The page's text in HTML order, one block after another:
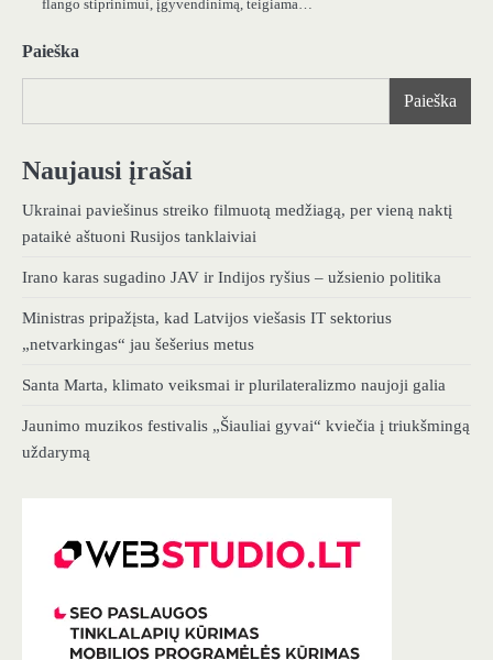
flango stiprinimui, įgyvendinimą, teigiama…
Paieška
Paieška
Naujausi įrašai
Ukrainai paviešinus streiko filmuotą medžiagą, per vieną naktį
pataikė aštuoni Rusijos tanklaiviai
Irano karas sugadino JAV ir Indijos ryšius – užsienio politika
Ministras pripažįsta, kad Latvijos viešasis IT sektorius
„netvarkingas“ jau šešerius metus
Santa Marta, klimato veiksmai ir plurilateralizmo naujoji galia
Jaunimo muzikos festivalis „Šiauliai gyvai“ kviečia į triukšmingą
uždarymą